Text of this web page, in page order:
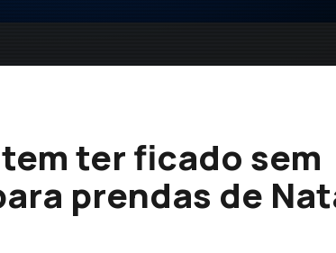
ter ficado sem
prendas de